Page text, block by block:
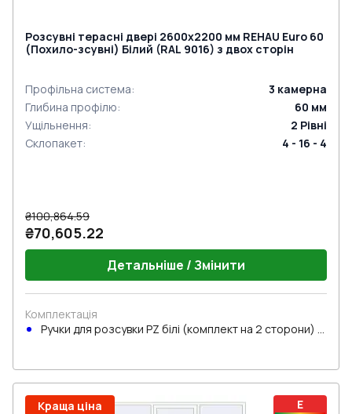
Розсувні терасні двері 2600x2200 мм REHAU Euro 60
(Похило-зсувні) Білий (RAL 9016) з двох сторін
Профільна система: 3 камерна
Глибина профілю: 60 мм
Ущільнення: 2 Рівні
Склопакет: 4 - 16 - 4
₴100,864.59
₴70,605.22
Детальніше / Змінити
Комплектація
Ручки для розсувки PZ білі (комплект на 2 сторони) з
E
Краща ціна